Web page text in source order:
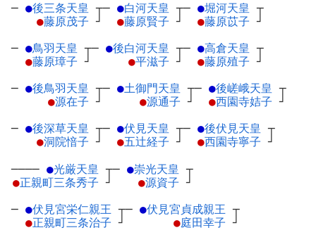
─ ●後三条天皇 ┬
●藤原茂子 ┘
─ ●白河天皇 ┬
●藤原賢子 ┘
─ ●堀河天皇 ┬
●藤原苡子 ┘
─ ●鳥羽天皇 ┬
●藤原璋子 ┘
─ ●後白河天皇 ┬
●平滋子 ┘
─ ●高倉天皇 ┬
●藤原殖子 ┘
─ ●後鳥羽天皇 ┬
●源在子 ┘
─ ●土御門天皇 ┬
●源通子 ┘
─ ●後嵯峨天皇 ┬
●西園寺姞子 ┘
─ ●後深草天皇 ┬
●洞院愔子 ┘
─ ●伏見天皇 ┬
●五辻経子 ┘
─ ●後伏見天皇 ┬
●西園寺寧子 ┘
──── ●光厳天皇 ┬
●正親町三条秀子 ┘
─ ●崇光天皇 ┬
●源資子 ┘
─ ●伏見宮栄仁親王 ┬
●正親町三条治子 ┘
─ ●伏見宮貞成親王 ┬
●庭田幸子 ┘